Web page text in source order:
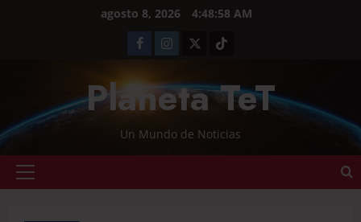
agosto 8, 2026 4:48:59 AM
Planeta TeT
Un Mundo de Noticias